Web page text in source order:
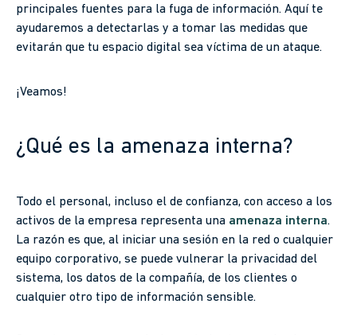
principales fuentes para la fuga de información. Aquí te
ayudaremos a detectarlas y a tomar las medidas que
evitarán que tu espacio digital sea víctima de un ataque.
¡Veamos!
¿Qué es la amenaza interna?
Todo el personal, incluso el de confianza, con acceso a los
activos de la empresa representa una amenaza interna.
La razón es que, al iniciar una sesión en la red o cualquier
equipo corporativo, se puede vulnerar la privacidad del
sistema, los datos de la compañía, de los clientes o
cualquier otro tipo de información sensible.